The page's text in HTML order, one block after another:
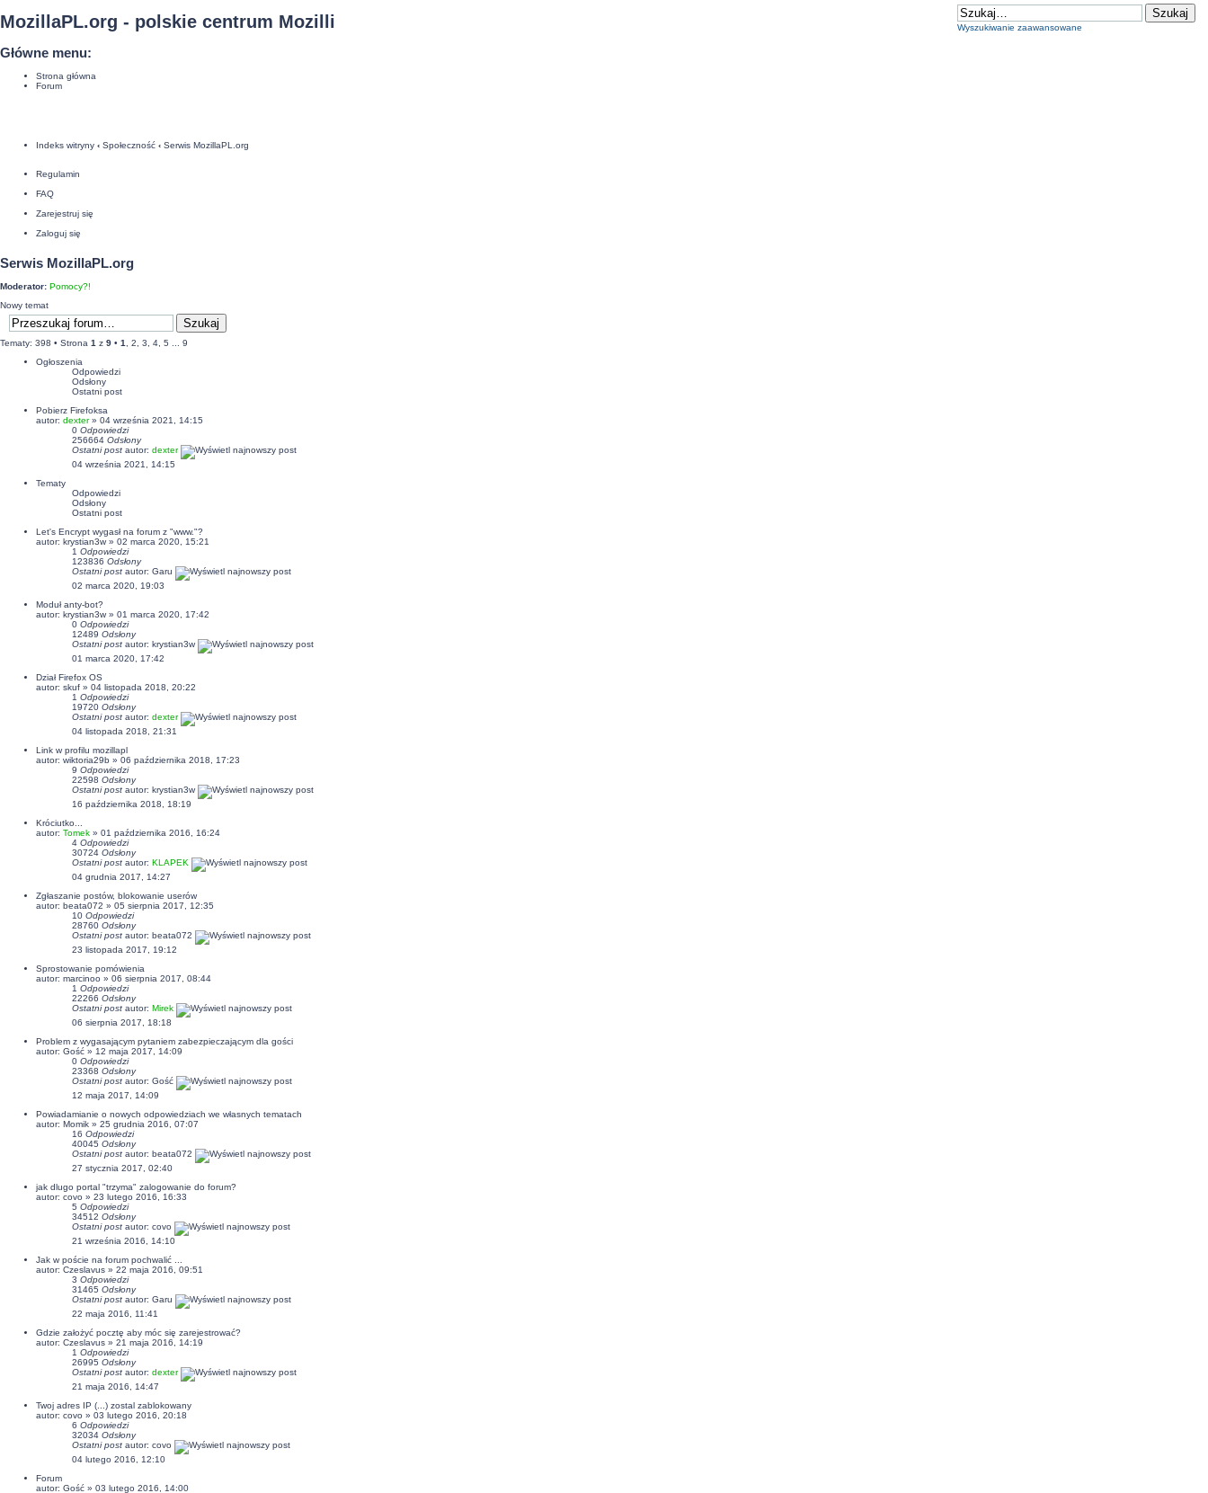
MozillaPL.org - polskie centrum Mozilli
Główne menu:
Strona główna
Forum
Wyszukiwanie zaawansowane
Indeks witryny ‹ Społeczność ‹ Serwis MozillaPL.org
Regulamin
FAQ
Zarejestruj się
Zaloguj się
Serwis MozillaPL.org
Moderator: Pomocy?!
Nowy temat
Tematy: 398 • Strona 1 z 9 • 1 2 3 4 5
9
Ogłoszenia
Odpowiedzi
Odsłony
Ostatni post
Pobierz Firefoksa
autor: dexter» 04 września 2021, 14:15
0 Odpowiedzi
256664 Odsłony
Ostatni post autor: dexter
04 września 2021, 14:15
Tematy
Odpowiedzi
Odsłony
Ostatni post
Let's Encrypt wygasł na forum z "www."?
autor: krystian3w » 02 marca 2020, 15:21
1 Odpowiedzi
123836 Odsłony
Ostatni post autor: Garu
02 marca 2020, 19:03
Moduł anty-bot?
autor: krystian3w » 01 marca 2020, 17:42
0 Odpowiedzi
12489 Odsłony
Ostatni post autor: krystian3w
01 marca 2020, 17:42
Dział Firefox OS
autor: skuf » 04 listopada 2018, 20:22
1 Odpowiedzi
19720 Odsłony
Ostatni post autor: dexter
04 listopada 2018, 21:31
Link w profilu mozillapl
autor: wiktoria29b » 06 października 2018, 17:23
9 Odpowiedzi
22598 Odsłony
Ostatni post autor: krystian3w
16 października 2018, 18:19
Króciutko...
autor: Tomek » 01 października 2016, 16:24
4 Odpowiedzi
30724 Odsłony
Ostatni post autor: KLAPEK
04 grudnia 2017, 14:27
Zgłaszanie postów, blokowanie userów
autor: beata072 » 05 sierpnia 2017, 12:35
10 Odpowiedzi
28760 Odsłony
Ostatni post autor: beata072
23 listopada 2017, 19:12
Sprostowanie pomówienia
autor: marcinoo » 06 sierpnia 2017, 08:44
1 Odpowiedzi
22266 Odsłony
Ostatni post autor: Mirek
06 sierpnia 2017, 18:18
Problem z wygasającym pytaniem zabezpieczającym dla gości
autor: Gość » 12 maja 2017, 14:09
0 Odpowiedzi
23368 Odsłony
Ostatni post autor: Gość
12 maja 2017, 14:09
Powiadamianie o nowych odpowiedziach we własnych tematach
autor: Momik » 25 grudnia 2016, 07:07
16 Odpowiedzi
40045 Odsłony
Ostatni post autor: beata072
27 stycznia 2017, 02:40
jak dlugo portal "trzyma" zalogowanie do forum?
autor: covo » 23 lutego 2016, 16:33
5 Odpowiedzi
34512 Odsłony
Ostatni post autor: covo
21 września 2016, 14:10
Jak w poście na forum pochwalić ...
autor: Czeslavus » 22 maja 2016, 09:51
3 Odpowiedzi
31465 Odsłony
Ostatni post autor: Garu
22 maja 2016, 11:41
Gdzie założyć pocztę aby móc się zarejestrować?
autor: Czeslavus » 21 maja 2016, 14:19
1 Odpowiedzi
26995 Odsłony
Ostatni post autor: dexter
21 maja 2016, 14:47
Twoj adres IP (...) zostal zablokowany
autor: covo » 03 lutego 2016, 20:18
6 Odpowiedzi
32034 Odsłony
Ostatni post autor: covo
04 lutego 2016, 12:10
Forum
autor: Gość » 03 lutego 2016, 14:00